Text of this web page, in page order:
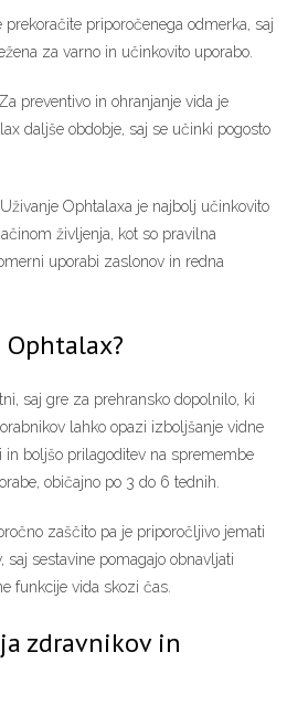
prekoračite priporočenega odmerka, saj
za varno in učinkovito uporabo.
Za preventivo in ohranjanje vida je
daljše obdobje, saj se učinki pogosto
Uživanje Ophtalaxa je najbolj učinkovito
življenja, kot so pravilna
uporabi zaslonov in redna
saj gre za prehransko dopolnilo, ki
lahko opazi izboljšanje vidne
in boljšo prilagoditev na spremembe
običajno po 3 do 6 tednih.
zaščito pa je priporočljivo jemati
sestavine pomagajo obnavljati
funkcije vida skozi čas.
zdravnikov in